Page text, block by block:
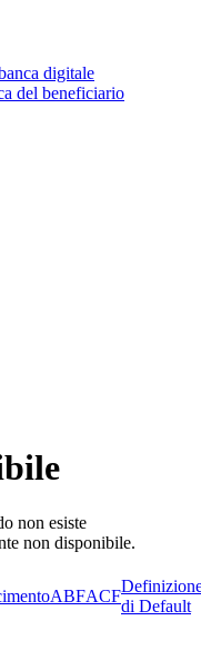
digitale
del beneficiario
non esiste
non disponibile.
ABFACF
di Default